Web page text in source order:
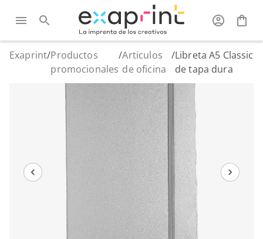
Exaprint/Productos
promocionales
/Articulos
de oficina
/Libreta A5 Classic
de tapa dura